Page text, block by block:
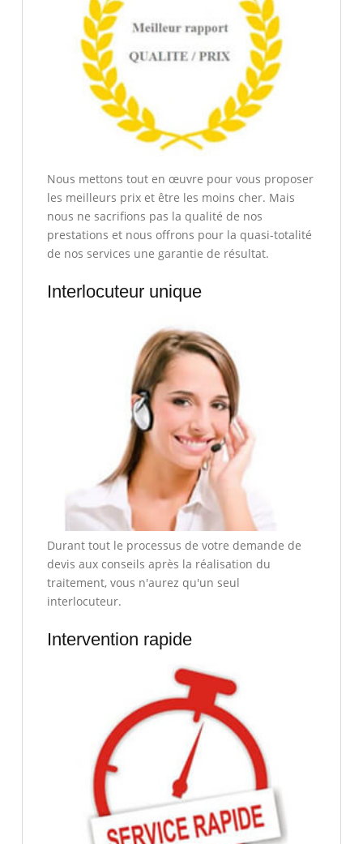
Nous mettons tout en œuvre pour vous proposer
les meilleurs prix et être les moins cher. Mais
nous ne sacrifions pas la qualité de nos
prestations et nous offrons pour la quasi-totalité
de nos services une garantie de résultat.
Interlocuteur unique
Durant tout le processus de votre demande de
devis aux conseils après la réalisation du
traitement, vous n'aurez qu'un seul
interlocuteur.
Intervention rapide